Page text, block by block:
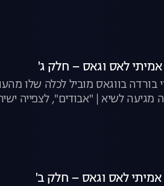
בורדה בווגאס מוביל לכלה שלו
לשיא | "אבודים", לצפייה